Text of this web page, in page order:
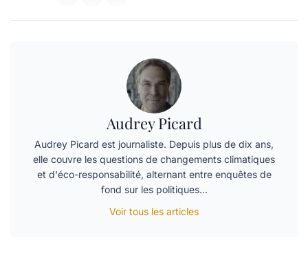
Audrey Picard
Audrey Picard est journaliste. Depuis plus de dix ans,
elle couvre les questions de changements climatiques
et d'éco-responsabilité, alternant entre enquêtes de
fond sur les politiques…
Voir tous les articles